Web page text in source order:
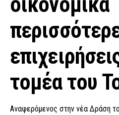
τομέα του
Αναφερόμενος στην νέα Δράση